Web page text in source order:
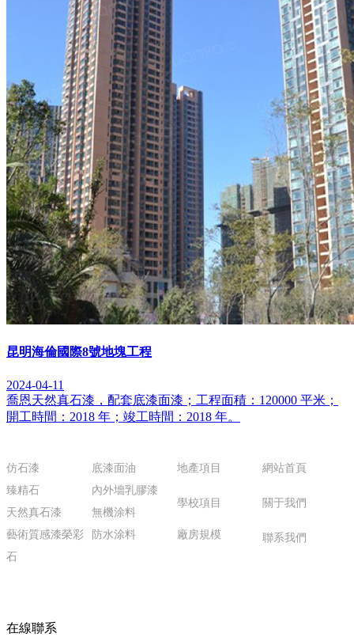
昆明海倫國際8號地塊工程
2024-04-11
喬恩天然真石漆，配套底漆面漆；工程面積：120000 平米；
開工時間：2018 年；竣工時間：2018 年。
仿石漆
臻精石
天然真石漆
藝術質感漆榮彩
石
底漆面油
內外墻乳膠漆
無機涂料
防水涂料
地產項目
學校項目
廠房規模
網站首頁
關于我們
聯系我們
在線聯系